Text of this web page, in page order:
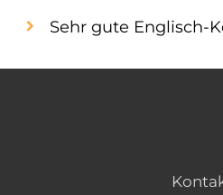
Sehr gute Englisch-